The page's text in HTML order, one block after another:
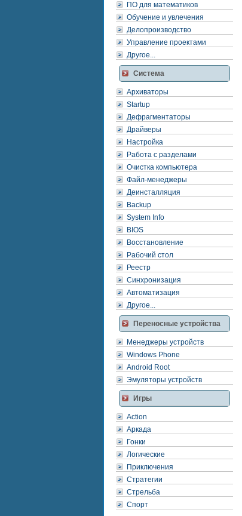
ПО для математиков
Обучение и увлечения
Делопроизводство
Управление проектами
Другое...
Система
Архиваторы
Startup
Дефрагментаторы
Драйверы
Настройка
Работа с разделами
Очистка компьютера
Файл-менеджеры
Деинсталляция
Backup
System Info
BIOS
Восстановление
Рабочий стол
Реестр
Синхронизация
Автоматизация
Другое...
Переносные устройства
Менеджеры устройств
Windows Phone
Android Root
Эмуляторы устройств
Игры
Action
Аркада
Гонки
Логические
Приключения
Стратегии
Стрельба
Спорт